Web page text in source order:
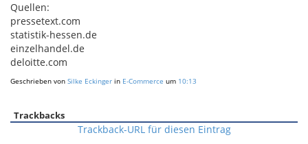
Quellen:
pressetext.com
statistik-hessen.de
einzelhandel.de
deloitte.com
Geschrieben von Silke Eckinger in E-Commerce um 10:13
Trackbacks
Trackback-URL für diesen Eintrag